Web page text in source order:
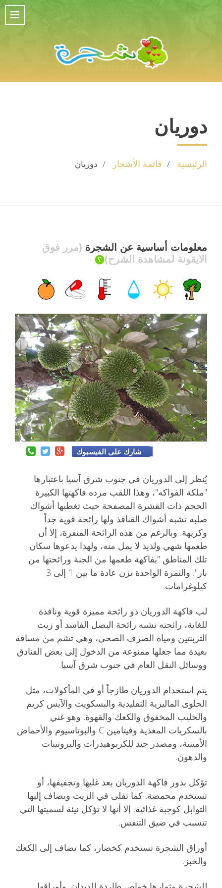
دوريان
الرئيسية قائمة الأشجار دوريان
معلومات أساسية عن الشجرة (مرر فوق
الايقونة لمشاهدة الشرح)
شارك على الفيسبوك
يُنظر إلى الدوريان في جنوب شرق آسيا باعتبارها
"ملكة الفواكه"، وهذا اللقب مرده فاكهتها الكبيرة
الحجم ذات القشرة المصفحة حيث تغطيها أشواك
صلبة تشبه أشواك القنافذ ولها رائحة قوية جداً
وكريهة. وبالرغم من هذه الرائحة المنفرة، إلا أن
طعمها شهي ولذيذ لا يمل منه، ولهذا يدعوها سكان
تلك المناطق "بفاكهة طعمها من الجنة ورائحتها من
نار". والثمرة الواحدة تزن عادة ما بين 1 إلى 3
كيلوغرامات.
لب فاكهة الدوريان ذو رائحة مميزة قوية ونافذة
للغاية، رائحته تشبه رائحة البصل الفاسد أو زيت
التربنتين ومياه الصرف الصحي، وهي تشم من مسافة
بعيدة مما جعلها ممنوعة من الدخول إلى بعض الفنادق
ووسائل النقل العام في جنوب شرق آسيا.
يتم استخدام الدوريان طازجاً أو في المأكولات، مثل
الحلوى الماليزية التقليدية والبسكويت والآيس كريم
والحليب المخفوق والكعك والقهوة. وهو غني
بالسكريات المغذية وفيتامين C والبوتاسيوم والأحماض
الأمينية، ومصدر جيد للكربوهيدرات والبروتينات
والدهون.
تؤكل بذور فاكهة الدوريان بعد غليها وتجفيفها، أو
تستخدم محمصة. كما تقلى في الزيت ويضاف إليها
التوابل كوجبة غذائية. إلا أنها لا تؤكل نيئة لسميتها التي
تتسبب في ضيق التنفس.
أوراق الشجرة تستخدم كخضار، كما تضاف إلى الكعك
والخبز.